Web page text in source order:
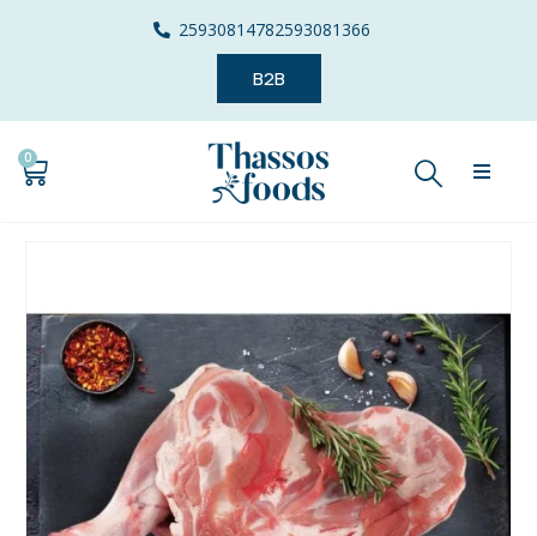
25930814782593081366
B2B
0